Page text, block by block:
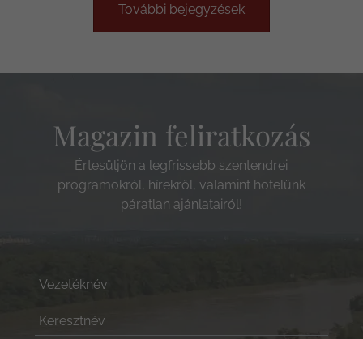
További bejegyzések
Magazin feliratkozás
Értesüljön a legfrissebb szentendrei
programokról, hírekről, valamint hotelünk
páratlan ajánlatairól!